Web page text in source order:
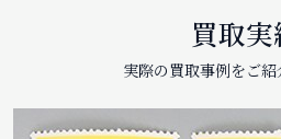
買取実
実際の買取事例をご